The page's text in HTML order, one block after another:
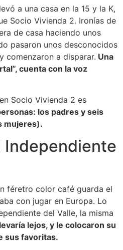
a una casa en la 15 y la K,
Socio Vivienda 2. Ironías de
de casa haciendo unos
pasaron unos desconocidos
comenzaron a disparar. Una
cuenta con la voz
Socio Vivienda 2 es
los padres y seis
mujeres).
Independiente
féretro color café guarda el
con jugar en Europa. Lo
del Valle, la misma
lejos, y le colocaron su
sus favoritas.